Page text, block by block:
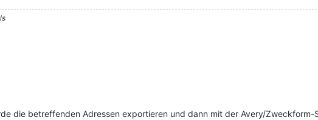
die betreffenden Adressen exportieren und dann mit der Avery/Zweckform-